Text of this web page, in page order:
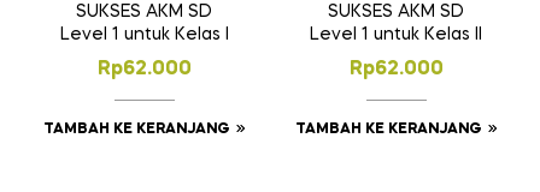
SUKSES AKM SD
Level 1 untuk Kelas I
Rp62.000
TAMBAH KE KERANJANG
SUKSES AKM SD
Level 1 untuk Kelas II
Rp62.000
TAMBAH KE KERANJANG